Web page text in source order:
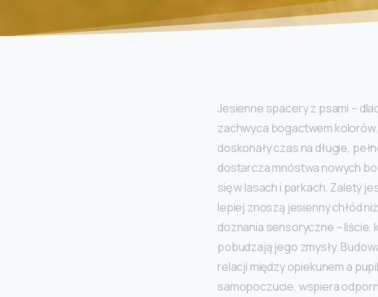
Jesienne spacery z psami –
zachwyca bogactwem
doskonały czas na długie,
dostarcza mnóstwa nowych
się w lasach i parkach. Zalety
lepiej znoszą jesienny chłód
doznania sensoryczne –
pobudzają jego zmysły.
relacji między opiekunem a
samopoczucie, wspiera